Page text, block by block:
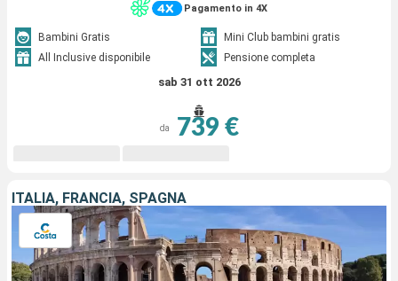
Pagamento in 4X
Bambini Gratis
Mini Club bambini gratis
All Inclusive disponibile
Pensione completa
sab 31 ott 2026
da 739 €
ITALIA, FRANCIA, SPAGNA